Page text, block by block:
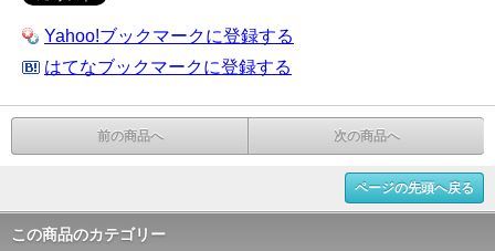
Yahoo!ブックマークに登録する
はてなブックマークに登録する
前の商品へ 次の商品へ
ページの先頭へ戻る
この商品のカテゴリー